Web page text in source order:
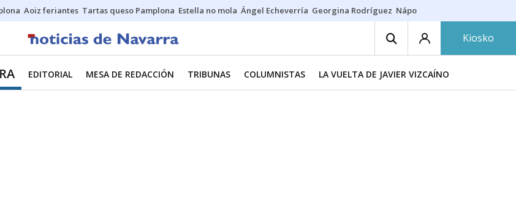
Aoiz feriantes Tartas queso Pamplona Estella no mola Ángel Echeverría Georgina Rodríguez Nápoles - Osasuna
Kiosko
EDITORIAL MESA DE REDACCIÓN TRIBUNAS COLUMNISTAS LA VUELTA DE JAVIER VIZCAÍNO